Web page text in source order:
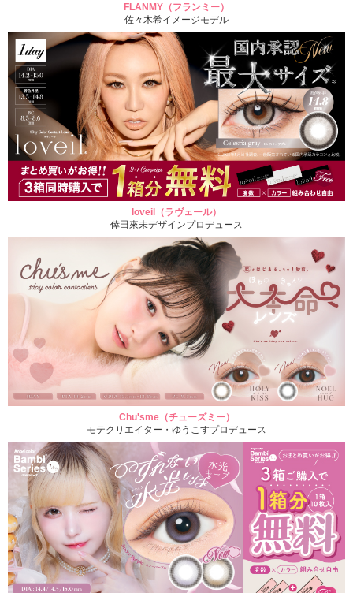
FLANMY（フランミー）
佐々木希イメージモデル
loveil（ラヴェール）
倖田來未デザインプロデュース
Chu'sme（チューズミー）
モテクリエイター・ゆうこすプロデュース